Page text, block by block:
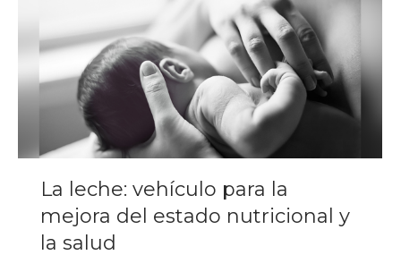
La leche: vehículo para la
mejora del estado nutricional y
la salud